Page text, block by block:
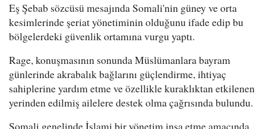
Eş Şebab sözcüsü mesajında Somali'nin güney ve orta
kesimlerinde şeriat yönetiminin olduğunu ifade edip bu
bölgelerdeki güvenlik ortamına vurgu yaptı.
Rage, konuşmasının sonunda Müslümanlara bayram
günlerinde akrabalık bağlarını güçlendirme, ihtiyaç
sahiplerine yardım etme ve özellikle kuraklıktan etkilenen
yerinden edilmiş ailelere destek olma çağrısında bulundu.
Somali genelinde İslami bir yönetim inşa etme amacında